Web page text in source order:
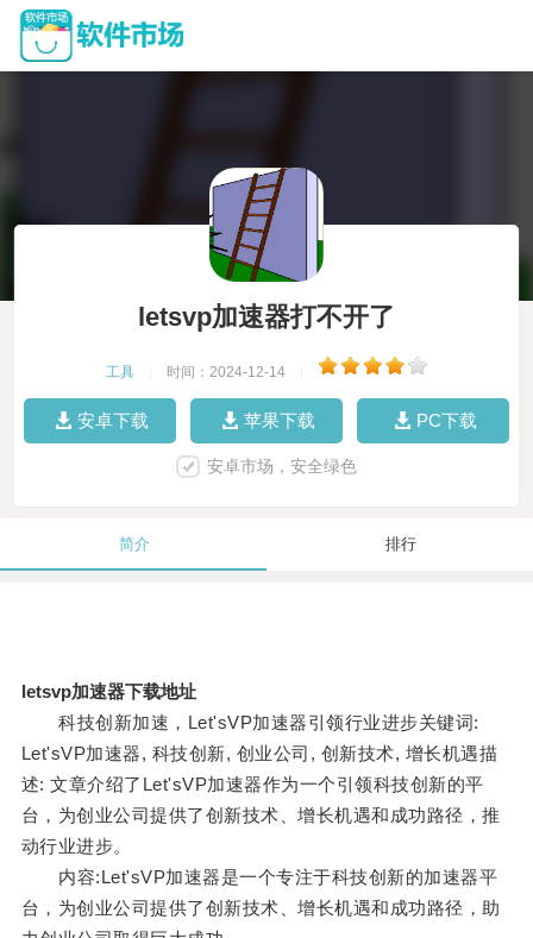
letsvp加速器打不开了
工具 时间：2024-12-14
安卓下载 苹果下载 PC下载
安卓市场，安全绿色
简介 排行
letsvp加速器下载地址
科技创新加速，Let'sVP加速器引领行业进步关键词:
Let'sVP加速器, 科技创新, 创业公司, 创新技术, 增长机遇描
述: 文章介绍了Let'sVP加速器作为一个引领科技创新的平
台，为创业公司提供了创新技术、增长机遇和成功路径，推
动行业进步。
内容:Let'sVP加速器是一个专注于科技创新的加速器平
台，为创业公司提供了创新技术、增长机遇和成功路径，助